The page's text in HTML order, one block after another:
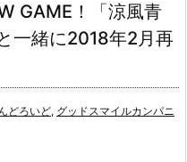
GAME！「涼風青
一緒に2018年2月再
どろいど, グッドスマイルカンパニ